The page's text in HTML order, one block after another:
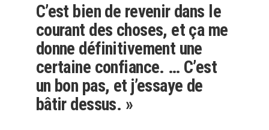
C’est bien de revenir dans le
courant des choses, et ça me
donne définitivement une
certaine confiance. … C’est
un bon pas, et j’essaye de
bâtir dessus. »